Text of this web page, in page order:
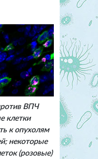
ВПЧ
клетки
к опухолям
некоторые
(розовые)